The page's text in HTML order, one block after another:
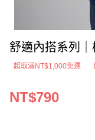
舒適內搭系列
超取滿NT$1,000免運
NT$790